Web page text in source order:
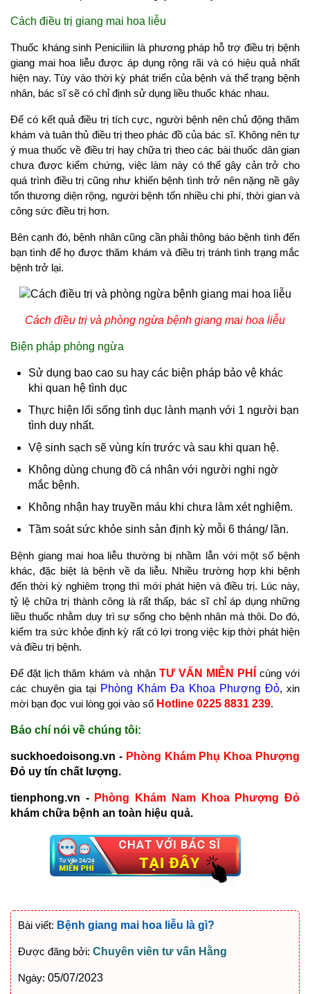
Cách điều trị giang mai hoa liễu
Thuốc kháng sinh Peniciliin là phương pháp hỗ trợ điều trị bệnh
giang mai hoa liễu được áp dụng rộng rãi và có hiệu quả nhất
hiện nay. Tùy vào thời kỳ phát triển của bệnh và thể trạng bệnh
nhân, bác sĩ sẽ có chỉ định sử dụng liều thuốc khác nhau.
Để có kết quả điều trị tích cực, người bệnh nên chủ động thăm
khám và tuân thủ điều trị theo phác đồ của bác sĩ. Không nên tự
ý mua thuốc về điều trị hay chữa trị theo các bài thuốc dân gian
chưa được kiểm chứng, việc làm này có thể gây cản trở cho
quá trình điều trị cũng như khiến bệnh tình trở nên nặng nề gây
tổn thương diện rộng, người bệnh tốn nhiều chi phí, thời gian và
công sức điều trị hơn.
Bên cạnh đó, bệnh nhân cũng cần phải thông báo bệnh tình đến
bạn tình để họ được thăm khám và điều trị tránh tình trạng mắc
bệnh trở lại.
Cách điều trị và phòng ngừa bệnh giang mai hoa liễu
Biện pháp phòng ngừa
Sử dụng bao cao su hay các biện pháp bảo vệ khác
khi quan hệ tình dục
Thực hiện lối sống tình dục lành mạnh với 1 người bạn
tình duy nhất.
Vệ sinh sạch sẽ vùng kín trước và sau khi quan hệ.
Không dùng chung đồ cá nhân với người nghi ngờ
mắc bệnh.
Không nhận hay truyền máu khi chưa làm xét nghiệm.
Tầm soát sức khỏe sinh sản định kỳ mỗi 6 tháng/ lần.
Bệnh giang mai hoa liễu thường bị nhầm lẫn với một số bệnh
khác, đặc biệt là bệnh về da liễu. Nhiều trường hợp khi bệnh
đến thời kỳ nghiêm trọng thì mới phát hiện và điều trị. Lúc này,
tỷ lệ chữa trị thành công là rất thấp, bác sĩ chỉ áp dụng những
liều thuốc nhằm duy trì sự sống cho bệnh nhân mà thôi. Do đó,
kiểm tra sức khỏe định kỳ rất có lợi trong việc kịp thời phát hiện
và điều trị bệnh.
Để đặt lịch thăm khám và nhận TƯ VẤN MIỄN PHÍ
cùng với
các chuyên gia tại Phòng Khám Đa Khoa Phượng Đỏ, xin
mời bạn đọc vui lòng gọi vào số Hotline 0225 8831 239.
Báo chí nói về chúng tôi:
suckhoedoisong.vn - Phòng Khám Phụ Khoa Phượng
Đỏ uy tín chất lượng.
tienphong.vn - Phòng Khám Nam Khoa Phượng Đỏ
khám chữa bệnh an toàn hiệu quả.
Bài viết: Bệnh giang mai hoa liễu là gì?
Được đăng bởi: Chuyên viên tư vấn Hằng
Ngày: 05/07/2023